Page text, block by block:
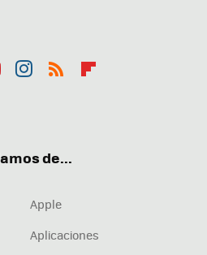
de...
Apple
Aplicaciones